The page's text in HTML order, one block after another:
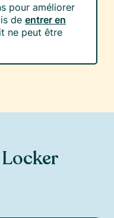
pour améliorer
de entrer en
ne peut être